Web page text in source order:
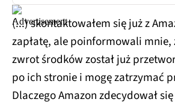
(...) skontaktowałem się już z
zapłatę, ale poinformowali mnie,
zwrot środków został już
po ich stronie i mogę zatrzymać
Dlaczego Amazon zdecydował